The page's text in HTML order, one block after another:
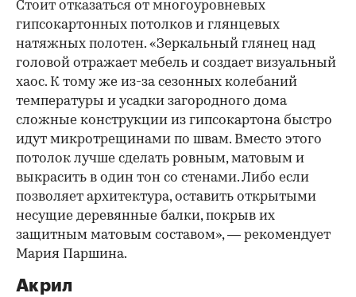
Стоит отказаться от многоуровневых
гипсокартонных потолков и глянцевых
натяжных полотен. «Зеркальный глянец над
головой отражает мебель и создает визуальный
хаос. К тому же из-за сезонных колебаний
температуры и усадки загородного дома
сложные конструкции из гипсокартона быстро
идут микротрещинами по швам. Вместо этого
потолок лучше сделать ровным, матовым и
выкрасить в один тон со стенами. Либо если
позволяет архитектура, оставить открытыми
несущие деревянные балки, покрыв их
защитным матовым составом», — рекомендует
Мария Паршина.
Акрил